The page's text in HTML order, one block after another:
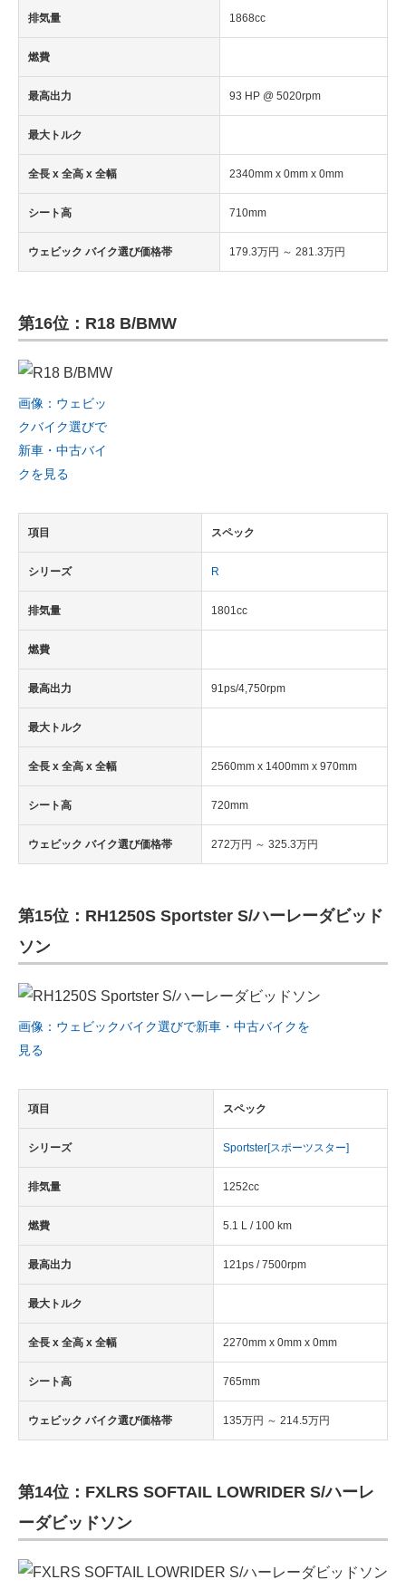
排気量 1868cc
燃費
最高出力 93 HP @ 5020rpm
最大トルク
全長 x 全高 x 全幅 2340mm x 0mm x 0mm
シート高 710mm
ウェビック バイク選び価格帯 179.3万円 ～ 281.3万円
第16位：R18 B/BMW
画像：ウェビッ
クバイク選びで
新車・中古バイ
クを見る
項目 スペック
シリーズ R
排気量 1801cc
燃費
最高出力 91ps/4,750rpm
最大トルク
全長 x 全高 x 全幅 2560mm x 1400mm x 970mm
シート高 720mm
ウェビック バイク選び価格帯 272万円 ～ 325.3万円
第15位：RH1250S Sportster S/ハーレーダビッド
ソン
画像：ウェビックバイク選びで新車・中古バイクを
見る
項目 スペック
シリーズ Sportster[スポーツスター]
排気量 1252cc
燃費 5.1 L / 100 km
最高出力 121ps / 7500rpm
最大トルク
全長 x 全高 x 全幅 2270mm x 0mm x 0mm
シート高 765mm
ウェビック バイク選び価格帯 135万円 ～ 214.5万円
第14位：FXLRS SOFTAIL LOWRIDER S/ハーレ
ーダビッドソン